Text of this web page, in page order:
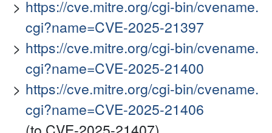
https://cve.mitre.org/cgi-bin/cvename.
cgi?name=CVE-2025-21397
https://cve.mitre.org/cgi-bin/cvename.
cgi?name=CVE-2025-21400
https://cve.mitre.org/cgi-bin/cvename.
cgi?name=CVE-2025-21406